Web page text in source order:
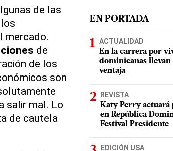
de las
mercado.
de
de los
son
salir mal. Lo
de cautela
EN PORTADA
ACTUALIDAD
En la carrera por
dominicanas llevan
ventaja
REVISTA
Katy Perry actuará
en República
Festival Presidente
EDICIÓN USA